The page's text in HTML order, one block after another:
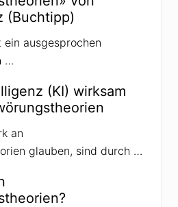
(Buchtipp)
ausgesprochen
…
(KI) wirksam
an
glauben, sind durch …